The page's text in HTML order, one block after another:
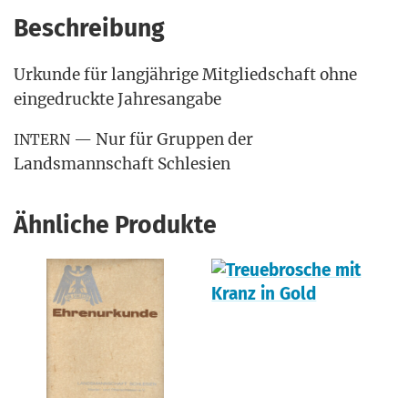
Beschreibung
Urkun­de für lang­jäh­ri­ge Mit­glied­schaft ohne
ein­ge­druck­te Jahresangabe
INTERN — Nur für Grup­pen der
Lands­mann­schaft Schlesien
Ähnliche Produkte